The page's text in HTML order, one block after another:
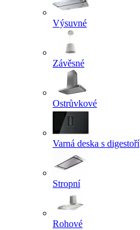
Výsuvné
Závěsné
Ostrůvkové
Varná deska s digestoří
Stropní
Rohové